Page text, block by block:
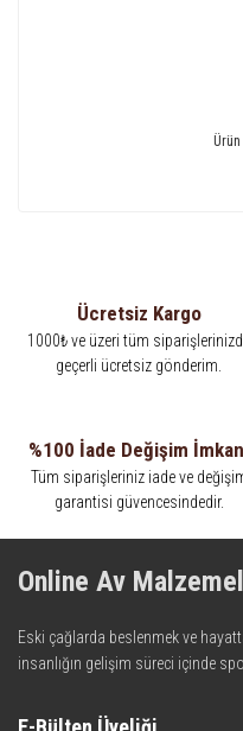
Ücretsiz Kargo
1000₺ ve üzeri tüm
geçerli ücretsiz gönderim.
%100 İade Değişim
Tüm siparişleriniz iade ve
garantisi güvencesindedir.
Online Av
Eski çağlarda beslenmek ve
insanlığın gelişim süreci içinde
teknolojinin dokunuşuyla av